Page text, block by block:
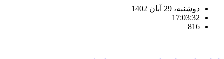
دوشنبه، 29 آبان 1402
17:03:32
816